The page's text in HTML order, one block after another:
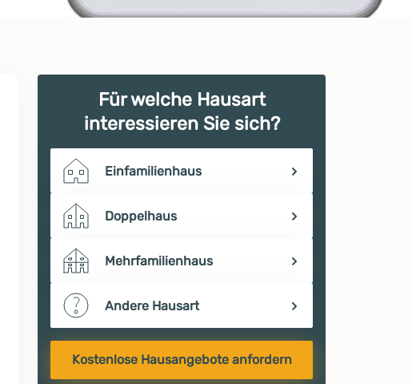
Für welche Hausart
interessieren Sie sich?
Einfamilienhaus
Doppelhaus
Mehrfamilienhaus
Andere Hausart
Kostenlose Hausangebote anfordern